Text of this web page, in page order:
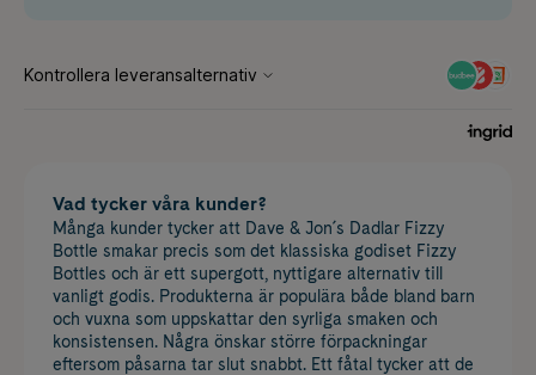
Vad tycker våra kunder?
Många kunder tycker att Dave & Jon´s Dadlar Fizzy
Bottle smakar precis som det klassiska godiset Fizzy
Bottles och är ett supergott, nyttigare alternativ till
vanligt godis. Produkterna är populära både bland barn
och vuxna som uppskattar den syrliga smaken och
konsistensen. Några önskar större förpackningar
eftersom påsarna tar slut snabbt. Ett fåtal tycker att de